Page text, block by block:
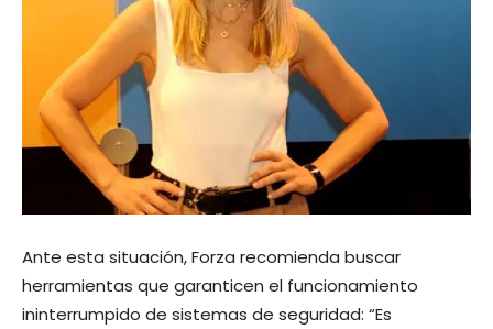
Ante esta situación, Forza recomienda buscar
herramientas que garanticen el funcionamiento
ininterrumpido de sistemas de seguridad: “Es